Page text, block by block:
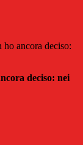
ancora deciso:
deciso: nei